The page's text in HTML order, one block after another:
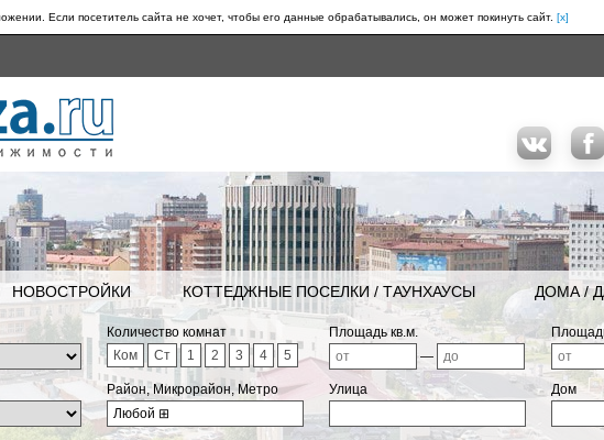
Если посетитель сайта не хочет, чтобы его данные обрабатывались, он может покинуть сайт. [x]
НОВОСТРОЙКИ КОТТЕДЖНЫЕ ПОСЕЛКИ / ТАУНХАУСЫ ДОМА /
Количество комнат
Ком
Ст 1 2 3 4 5
Площадь кв.м.
—
Район, Микрорайон, Метро
Любой ⊞
Улица Дом